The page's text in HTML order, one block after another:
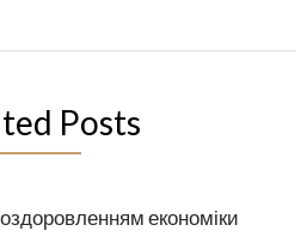
Posts
економіки